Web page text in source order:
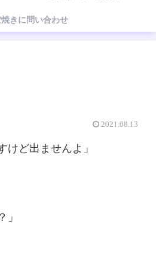
きに問い合わせ
2021.08.13
けど出ませんよ」
」